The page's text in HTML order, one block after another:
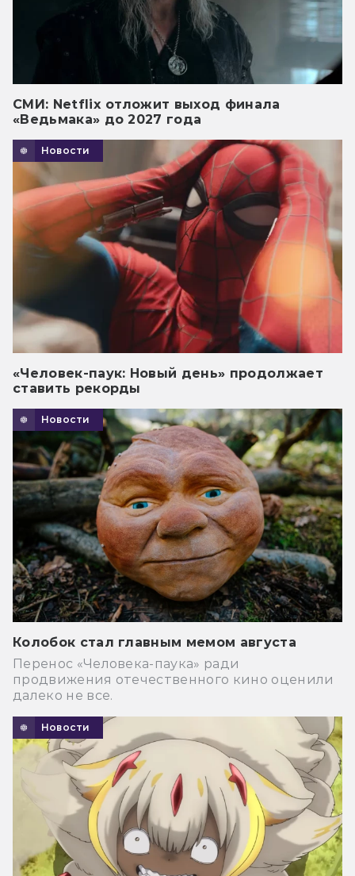
СМИ: Netflix отложит выход финала
«Ведьмака» до 2027 года
Новости
«Человек-паук: Новый день» продолжает
ставить рекорды
Новости
Колобок стал главным мемом августа
Перенос «Человека-паука» ради
продвижения отечественного кино оценили
далеко не все.
Новости